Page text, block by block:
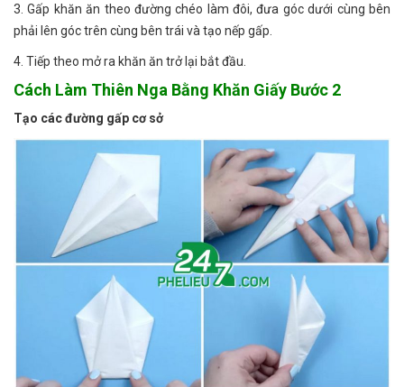
3. Gấp khăn ăn theo đường chéo làm đôi, đưa góc dưới cùng bên
phải lên góc trên cùng bên trái và tạo nếp gấp.
4. Tiếp theo mở ra khăn ăn trở lại bắt đầu.
Cách Làm Thiên Nga Bằng Khăn Giấy Bước 2
Tạo các đường gấp cơ sở